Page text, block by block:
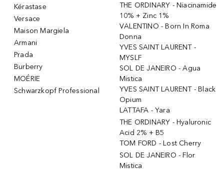
Kérastase
Versace
Maison Margiela
Armani
Prada
Burberry
MOÉRIE
Schwarzkopf Professional
THE ORDINARY - Niacinamide
10% + Zinc 1%
VALENTINO - Born In Roma
Donna
YVES SAINT LAURENT -
MYSLF
SOL DE JANEIRO - Agua
Mistica
YVES SAINT LAURENT - Black
Opium
LATTAFA - Yara
THE ORDINARY - Hyaluronic
Acid 2% + B5
TOM FORD - Lost Cherry
SOL DE JANEIRO - Flor
Mistica